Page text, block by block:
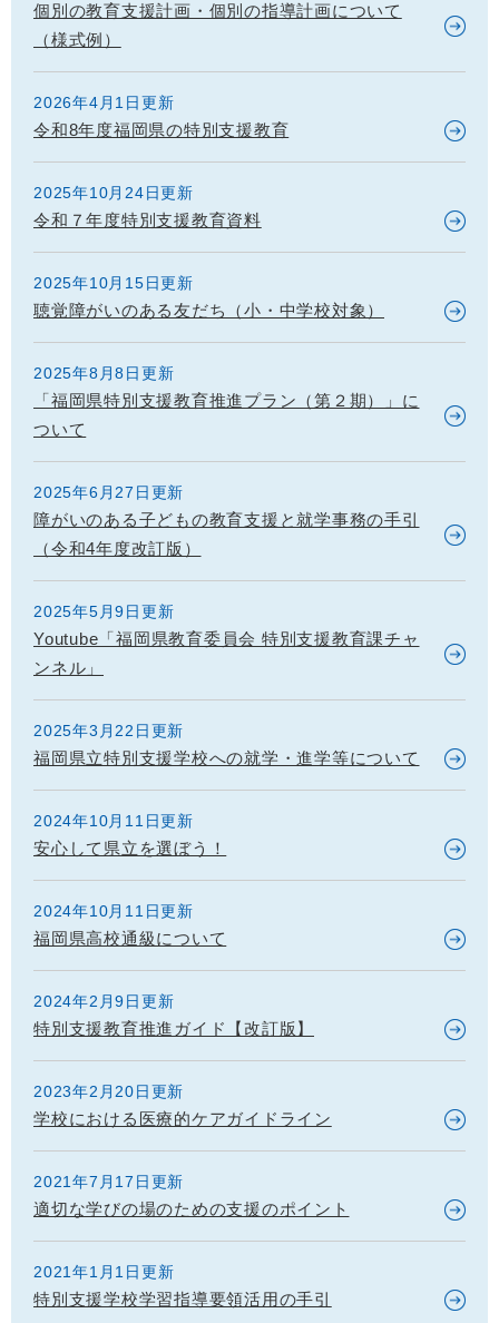
個別の教育支援計画・個別の指導計画について
（様式例）
2026年4月1日更新
令和8年度福岡県の特別支援教育
2025年10月24日更新
令和７年度特別支援教育資料
2025年10月15日更新
聴覚障がいのある友だち（小・中学校対象）
2025年8月8日更新
「福岡県特別支援教育推進プラン（第２期）」に
ついて
2025年6月27日更新
障がいのある子どもの教育支援と就学事務の手引
（令和4年度改訂版）
2025年5月9日更新
Youtube「福岡県教育委員会 特別支援教育課チャ
ンネル」
2025年3月22日更新
福岡県立特別支援学校への就学・進学等について
2024年10月11日更新
安心して県立を選ぼう！
2024年10月11日更新
福岡県高校通級について
2024年2月9日更新
特別支援教育推進ガイド【改訂版】
2023年2月20日更新
学校における医療的ケアガイドライン
2021年7月17日更新
適切な学びの場のための支援のポイント
2021年1月1日更新
特別支援学校学習指導要領活用の手引